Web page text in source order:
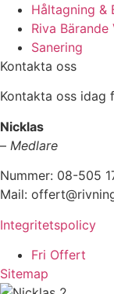
Håltagning &
Riva Bärande
Sanering
Kontakta oss
Kontakta oss
Nicklas
– Medlare
Nummer: 08-505
Mail:
Integritetspolicy
Fri Offert
Sitemap